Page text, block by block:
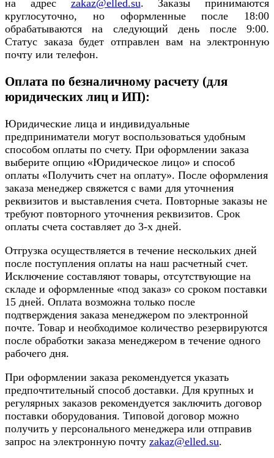
на адрес zakaz@elled.su. Заказы принимаются
круглосуточно, но оформленные после 18:00
обрабатываются на следующий день после 9:00.
Статус заказа будет отправлен вам на электронную
почту или телефон.
Оплата по безналичному расчету (для
юридических лиц и ИП):
Юридические лица и индивидуальные
предприниматели могут воспользоваться удобным
способом оплаты по счету. При оформлении заказа
выберите опцию «Юридическое лицо» и способ
оплаты «Получить счет на оплату». После оформления
заказа менеджер свяжется с вами для уточнения
реквизитов и выставления счета. Повторные заказы не
требуют повторного уточнения реквизитов. Срок
оплаты счета составляет до 3-х дней.
Отгрузка осуществляется в течение нескольких дней
после поступления оплаты на наш расчетный счет.
Исключение составляют товары, отсутствующие на
складе и оформленные «под заказ» со сроком поставки
15 дней. Оплата возможна только после
подтверждения заказа менеджером по электронной
почте. Товар и необходимое количество резервируются
после обработки заказа менеджером в течение одного
рабочего дня.
При оформлении заказа рекомендуется указать
предпочтительный способ доставки. Для крупных и
регулярных заказов рекомендуется заключить договор
поставки оборудования. Типовой договор можно
получить у персонального менеджера или отправив
запрос на электронную почту zakaz@elled.su.